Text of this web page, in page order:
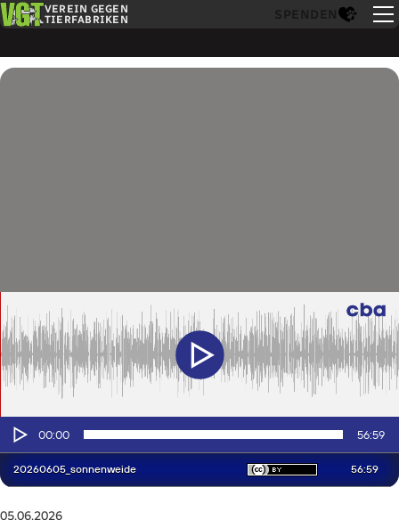
VEREIN GEGEN
TIERFABRIKEN
SPENDEN
05.06.2026